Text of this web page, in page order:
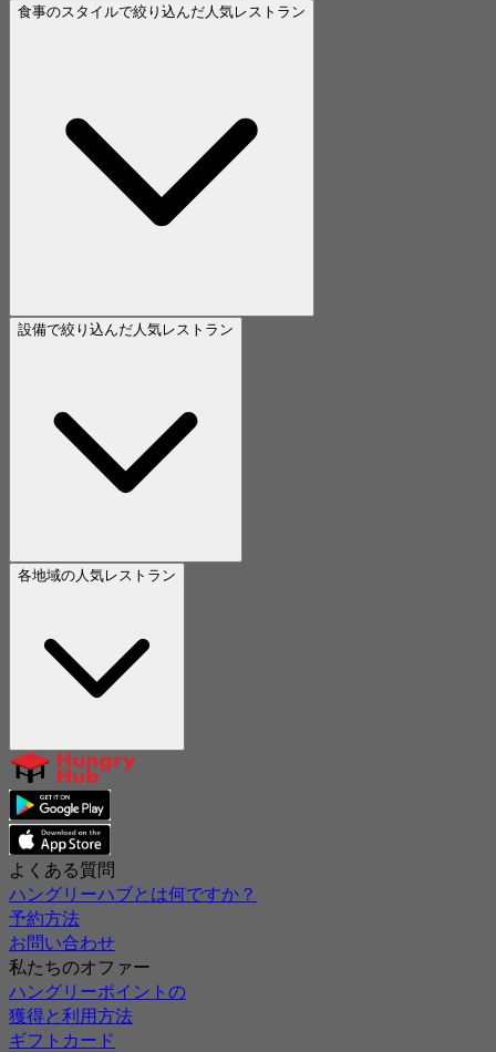
食事のスタイルで絞り込んだ人気レストラン
設備で絞り込んだ人気レストラン
各地域の人気レストラン
よくある質問
ハングリーハブとは何ですか？
予約方法
お問い合わせ
私たちのオファー
ハングリーポイントの
獲得と利用方法
ギフトカード